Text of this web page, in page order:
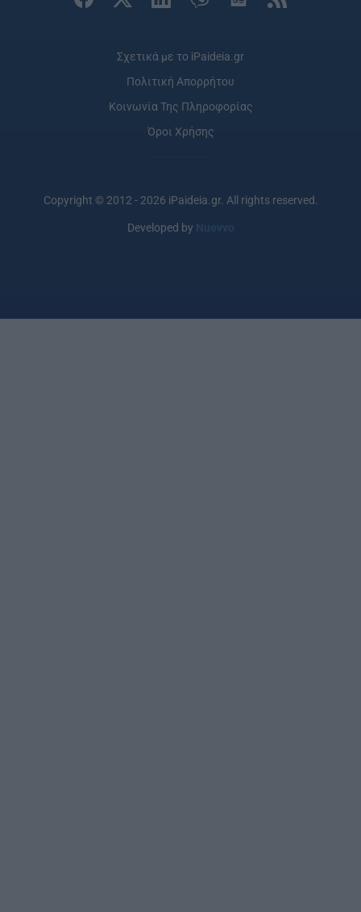
Σχετικά με το iPaideia.gr
Πολιτική Απορρήτου
Κοινωνία Της Πληροφορίας
Όροι Χρήσης
Copyright © 2012 - 2026 iPaideia.gr. All rights reserved.
Developed by